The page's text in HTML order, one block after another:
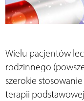
Wielu pacjentów
rodzinnego
szerokie
terapii